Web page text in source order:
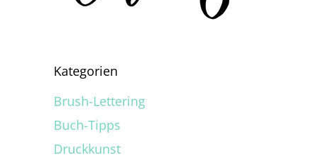
Kategorien
Brush-Lettering
Buch-Tipps
Druckkunst